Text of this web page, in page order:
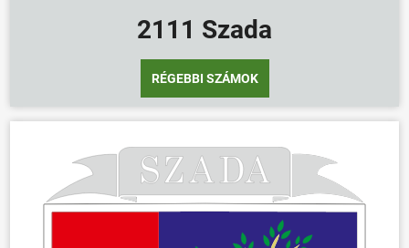
2111 Szada
RÉGEBBI SZÁMOK